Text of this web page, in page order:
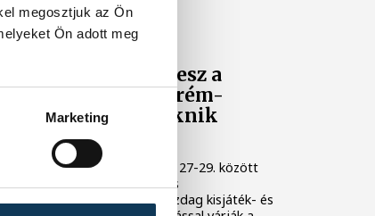
megosztjuk az Ön
Ön adott meg
Marketing
Osvárt Andrea lesz a
megújult Veszprém-
Balaton Filmpiknik
házigazdája
A Filmpikniken augusztus 27-29. között
csaknem hatvan játék- és
dokumentumfilmmel, gazdag kisjáték- és